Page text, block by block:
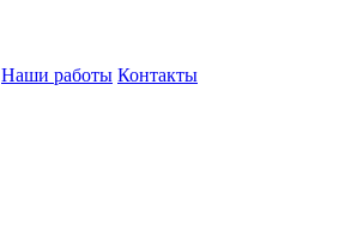
Наши работы Контакты